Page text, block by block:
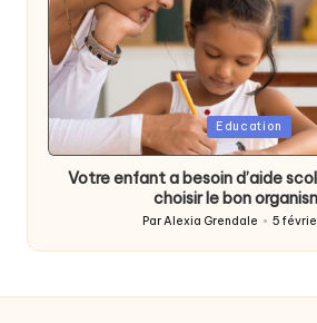
Posted
Education
Votre enfant a besoin d’aide
choisir le bon
Posted
by
ParAlexia Grendale 5